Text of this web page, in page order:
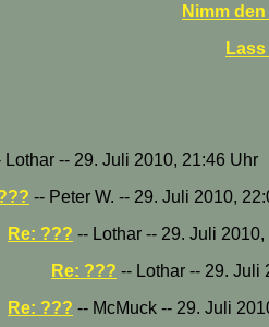
Nimm
Lothar -- 29. Juli 2010, 21:46 Uhr
-- Peter W. -- 29. Juli 2010,
Re: ??? -- Lothar -- 29. Juli
Re: ??? -- Lothar -- 29. Juli
Re: ??? -- McMuck -- 29. Juli